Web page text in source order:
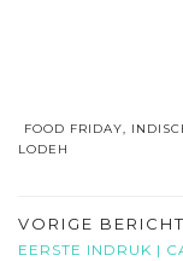
FOOD FRIDAY,
LODEH
VORIGE BERICHT
EERSTE INDRUK |